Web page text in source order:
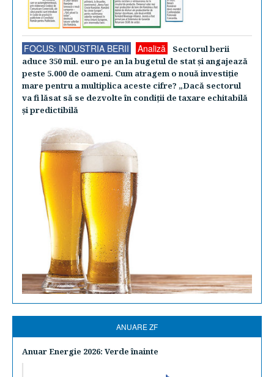
FOCUS: INDUSTRIA BERII Analiză
Sectorul berii
aduce 350 mil. euro pe an la bugetul de stat şi angajează
peste 5.000 de oameni. Cum atragem o nouă investiţie
mare pentru a multiplica aceste cifre? „Dacă sectorul
va fi lăsat să se dezvolte în condiţii de taxare echitabilă
şi predictibilă
ANUARE ZF
Anuar Energie 2026: Verde înainte